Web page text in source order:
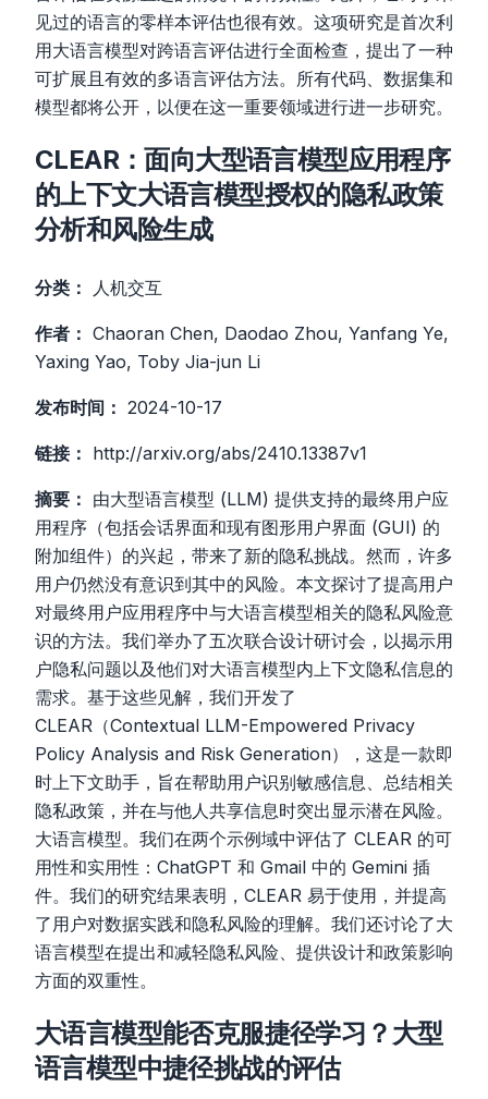
见过的语言的零样本评估也很有效。这项研究是首次利
用大语言模型对跨语言评估进行全面检查，提出了一种
可扩展且有效的多语言评估方法。所有代码、数据集和
模型都将公开，以便在这一重要领域进行进一步研究。
CLEAR：面向大型语言模型应用程序
的上下文大语言模型授权的隐私政策
分析和风险生成
分类： 人机交互
作者： Chaoran Chen, Daodao Zhou, Yanfang Ye,
Yaxing Yao, Toby Jia-jun Li
发布时间： 2024-10-17
链接： http://arxiv.org/abs/2410.13387v1
摘要： 由大型语言模型 (LLM) 提供支持的最终用户应
用程序（包括会话界面和现有图形用户界面 (GUI) 的
附加组件）的兴起，带来了新的隐私挑战。然而，许多
用户仍然没有意识到其中的风险。本文探讨了提高用户
对最终用户应用程序中与大语言模型相关的隐私风险意
识的方法。我们举办了五次联合设计研讨会，以揭示用
户隐私问题以及他们对大语言模型内上下文隐私信息的
需求。基于这些见解，我们开发了
CLEAR（Contextual LLM-Empowered Privacy
Policy Analysis and Risk Generation），这是一款即
时上下文助手，旨在帮助用户识别敏感信息、总结相关
隐私政策，并在与他人共享信息时突出显示潜在风险。
大语言模型。我们在两个示例域中评估了 CLEAR 的可
用性和实用性：ChatGPT 和 Gmail 中的 Gemini 插
件。我们的研究结果表明，CLEAR 易于使用，并提高
了用户对数据实践和隐私风险的理解。我们还讨论了大
语言模型在提出和减轻隐私风险、提供设计和政策影响
方面的双重性。
大语言模型能否克服捷径学习？大型
语言模型中捷径挑战的评估